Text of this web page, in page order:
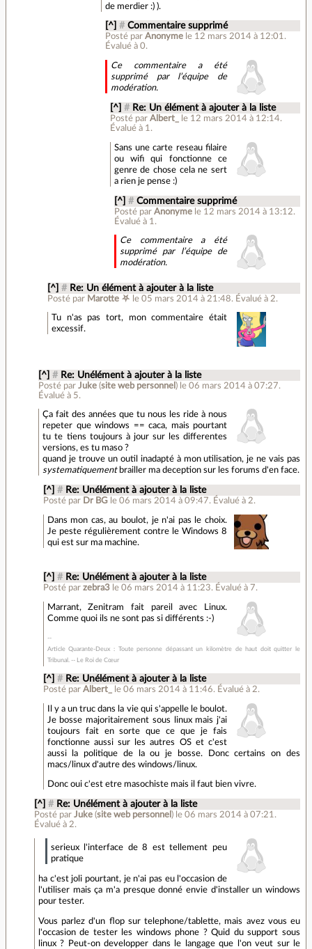
de merdier :) ).
[^] # Commentaire supprimé
Posté parAnonyme le 12 mars 2014 à 12:01 .
Évalué à0.
Ce commentaire a été
supprimé par l’équipe de
modération.
[^] # Re: Un élément à ajouter à la liste
Posté par Albert_ le 12 mars 2014 à 12:14.
Évalué à 1 .
Sans une carte reseau filaire
ou wifi qui fonctionne ce
genre de chose cela ne sert
a rien je pense :)
[^] # Commentaire supprimé
Posté par Anonyme le 12 mars 2014 à 13:12.
Évalué à 1 .
Ce commentaire a été
supprimé par l’équipe de
modération.
[^] # Re: Un élément à ajouter à la liste
Posté par Marotte ⛧ le 05 mars 2014 à 21:48. Évalué à 2.
Tu n'as pas tort, mon commentaire était
excessif.
[^] # Re: Unélément à ajouter à la liste
Posté parJuke (site web personnel ) le 06 mars 2014 à 07:27.
Évalué à 5.
Ça fait des années que tu nous les ride à nous
repeter que windows == caca, mais pourtant
tu te tiens toujours à jour sur les differentes
versions, es tu maso ?
quand je trouve un outil inadapté à mon utilisation, je ne vais pas
systematiquementbrailler ma deception sur les forums d'en face.
[^] # Re: Unélément à ajouter à la liste
Posté par Dr BG le 06 mars 2014 à 09:47. Évalué à 2.
Dans mon cas, au boulot, je n'ai pas le choix.
Je peste régulièrement contre le Windows 8
qui est sur ma machine.
[^] # Re: Unélément à ajouter à la liste
Posté par zebra3 le 06 mars 2014 à 11:23. Évalué à 7.
Marrant, Zenitram fait pareil avec Linux.
Comme quoi ils ne sont pas si différents :-)
Article Quarante-Deux : Toute personne dépassant un kilomètre de haut doit quitter le
Tribunal. -- Le Roi de Cœur
[^] # Re: Unélément à ajouter à la liste
Posté par Albert_ le 06 mars 2014 à 11:46. Évalué à 2.
Il y a un truc dans la vie qui s'appelle le boulot.
Je bosse majoritairement sous linux mais j'ai
toujours fait en sorte que ce que je fais
fonctionne aussi sur les autres OS et c'est
aussi la politique de la ou je bosse. Donc certains on des
macs/linux d'autre des windows/linux.
Donc oui c'est etre masochiste mais il faut bien vivre.
[^] # Re: Unélément à ajouter à la liste
Posté par Juke(site web personnel ) le 06 mars 2014 à 07:21 .
Évalué à 2.
serieux l'interface de 8 est tellement peu
pratique
ha c'est joli pourtant, je n'ai pas eu l'occasion de
l'utiliser mais ça m'a presque donné envie d'installer un windows
pour tester.
Vous parlez d'un flop sur telephone/tablette, mais avez vous eu
l'occasion de tester les windows phone ? Quid du support sous
linux ? Peut-on developper dans le langage que l'on veut sur le